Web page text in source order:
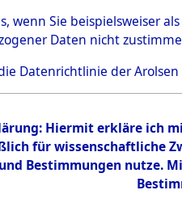
Einen Kommentar
wenn Sie beispielsweiser
Daten nicht
Datenrichtlinie der Arolsen
Hiermit erkläre ich
für wissenschaftliche
Bestimmungen nutze.